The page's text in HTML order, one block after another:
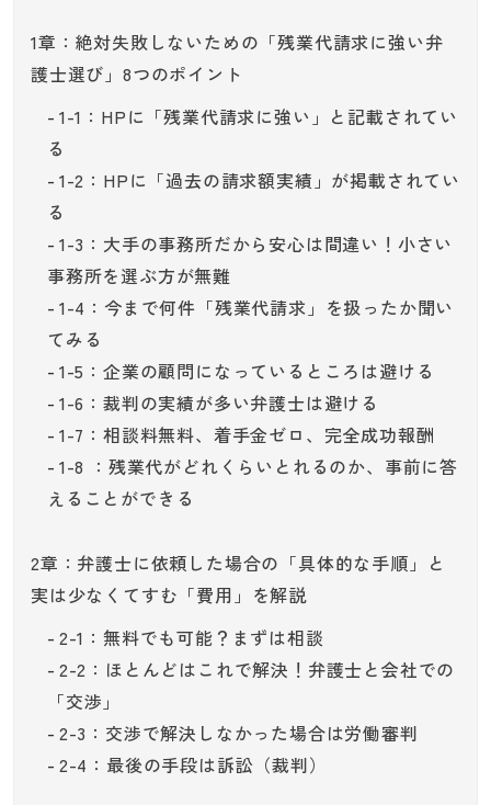
1章：絶対失敗しないための「残業代請求に強い弁
護士選び」8つのポイント
1-1：HPに「残業代請求に強い」と記載されてい
る
1-2：HPに「過去の請求額実績」が掲載されてい
る
1-3：大手の事務所だから安心は間違い！小さい
事務所を選ぶ方が無難
1-4：今まで何件「残業代請求」を扱ったか聞い
てみる
1-5：企業の顧問になっているところは避ける
1-6：裁判の実績が多い弁護士は避ける
1-7：相談料無料、着手金ゼロ、完全成功報酬
1-8 ：残業代がどれくらいとれるのか、事前に答
えることができる
2章：弁護士に依頼した場合の「具体的な手順」と
実は少なくてすむ「費用」を解説
2-1：無料でも可能？まずは相談
2-2：ほとんどはこれで解決！弁護士と会社での
「交渉」
2-3：交渉で解決しなかった場合は労働審判
2-4：最後の手段は訴訟（裁判）